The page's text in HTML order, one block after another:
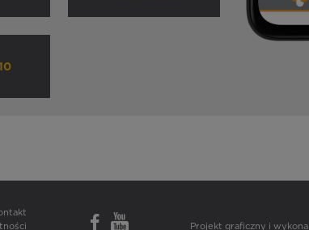
Projekt graficzny i